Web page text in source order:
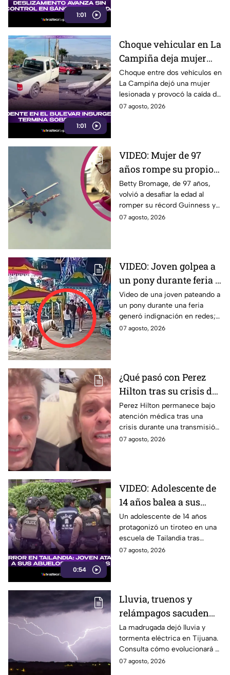
1:01
1:01
Choque vehicular en La
Campiña deja mujer
lesionada y derriba
postes hoy 7 de agosto
Choque entre dos vehículos en
La Campiña dejó una mujer
lesionada y provocó la caída de
postes hoy junto al bulevar
07 agosto, 2026
VIDEO: Mujer de 97
años rompe su propio
Récord Guinness al
caminar sobre ala de
avión en vuelo;
acababa de sufrir un
Betty Bromage, de 97 años,
volvió a desafiar la edad al
romper su récord Guinness y
recaudar fondos para un
07 agosto, 2026
VIDEO: Joven golpea a
un pony durante feria y
se ríe; usuarios exigen
castigo por maltrato
animal
Video de una joven pateando a
un pony durante una feria
generó indignación en redes;
usuarios piden investigar el
07 agosto, 2026
¿Qué pasó con Perez
Hilton tras su crisis de
salud en vivo? Su
familia revela nuevos
detalles sobre su
recuperación | VIDEO
Perez Hilton permanece bajo
atención médica tras una
crisis durante una transmisión
en vivo; su familia informó
07 agosto, 2026
0:54
VIDEO: Adolescente de
14 años balea a sus
abuelos y luego tirotea
su escuela, dejando
siete muertos y 15
heridos
Un adolescente de 14 años
protagonizó un tiroteo en una
escuela de Tailandia tras
presuntamente atacar primero
07 agosto, 2026
Lluvia, truenos y
relámpagos sacuden
Tijuana durante la
madrugada; ¿seguirá
lloviendo hoy 7 de
agosto? 🌧️
La madrugada dejó lluvia y
tormenta eléctrica en Tijuana.
Consulta cómo evolucionará el
clima y si existe riesgo de más
07 agosto, 2026